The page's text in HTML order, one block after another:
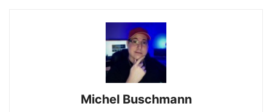
Michel Buschmann